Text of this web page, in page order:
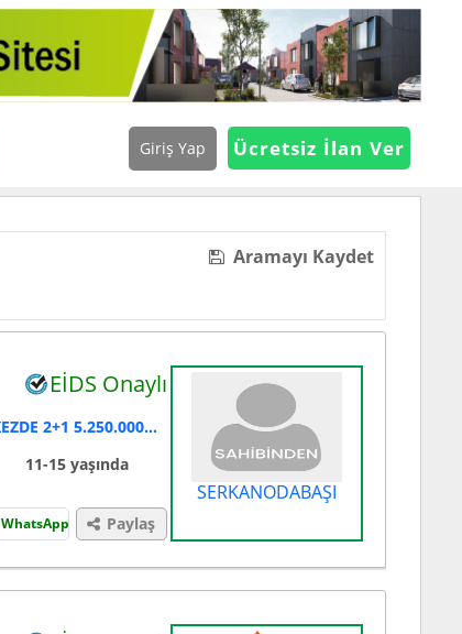
Giriş Yap Ücretsiz İlan Ver
Aramayı Kaydet
EİDS Onaylı
KARASU DENIZE SIFIR HAVUZLU MERKEZDE 2+1 5.250.000TL
SERKANODABAŞI
11-15 yaşında
WhatsApp Paylaş